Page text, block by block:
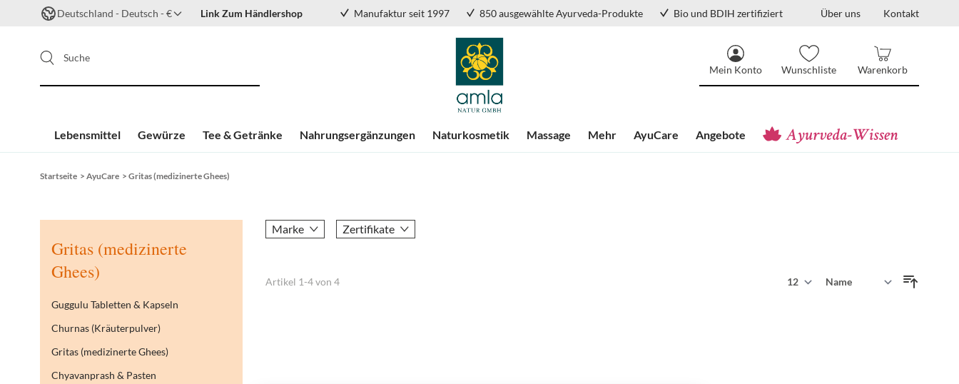
Deutschland - Deutsch - € Link Zum Händlershop Manufaktur seit 1997 850 ausgewählte Ayurveda-Produkte Bio und BDIH zertifiziert Über uns Kontakt
Lebensmittel Gewürze Tee & Getränke Nahrungsergänzungen Naturkosmetik Massage Mehr AyuCare Angebote
Mein Konto Wunschliste
Suche
Warenkorb
Startseite > AyuCare > Gritas (medizinerte Ghees)
Gritas (medizinerte
Ghees)
Guggulu Tabletten & Kapseln
Churnas (Kräuterpulver)
Gritas (medizinerte Ghees)
Chyavanprash & Pasten
Marke Zertifikate
Artikel 1-4von 4
Sortieren nach